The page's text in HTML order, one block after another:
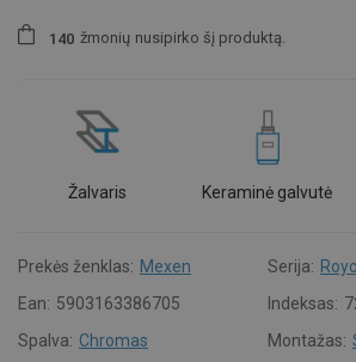
1 40 žmonių nusipirko šį produktą.
Žalvaris Keraminė galvutė
Prekės ženklas: Mexen Serija: Royo
Ean: 5903163386705 Indeksas:
Spalva: Chromas Montažas: